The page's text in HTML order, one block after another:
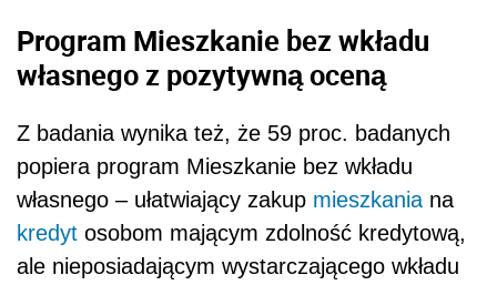
Program Mieszkanie bez wkładu
własnego z pozytywną oceną
Z badania wynika też, że 59 proc. badanych
popiera program Mieszkanie bez wkładu
własnego – ułatwiający zakup mieszkania na
kredyt osobom mającym zdolność kredytową,
ale nieposiadającym wystarczającego wkładu